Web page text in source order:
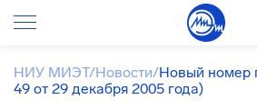
НИУ МИЭТ/Новости/Новый номер
49 от 29 декабря 2005 года)